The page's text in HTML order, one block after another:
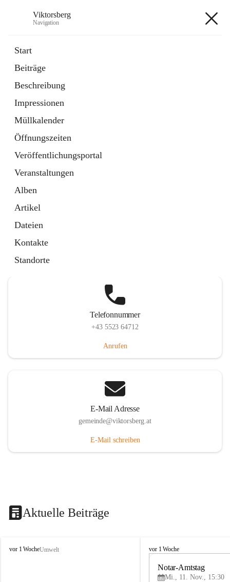
Viktorsberg
Navigation
Start
Beiträge
Beschreibung
Impressionen
Müllkalender
Öffnungszeiten
Veröffentlichungsportal
Veranstaltungen
Alben
Artikel
Dateien
Kontakte
Standorte
1 Schnellzugriff
Bürgerservice
10 Schnellzugriffe
Telefonnummer
+43 5523 64712
Anrufen
E-Mail Adresse
gemeinde@viktorsberg.at
E-Mail schreiben
Aktuelle Beiträge
V
vor 1 WocheUmwelt
V
vor 1 Woche
Notar-Amtstag
Mi., 11. Nov., 15:30